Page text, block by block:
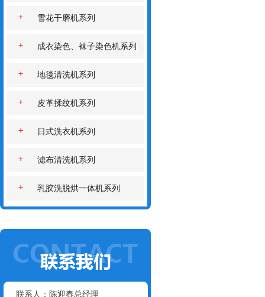
雪花干磨机系列
成衣染色、袜子染色机系列
地毯清洗机系列
皮革揉纹机系列
日式洗衣机系列
滤布清洗机系列
乳胶洗脱烘一体机系列
联系人：陈迎春总经理